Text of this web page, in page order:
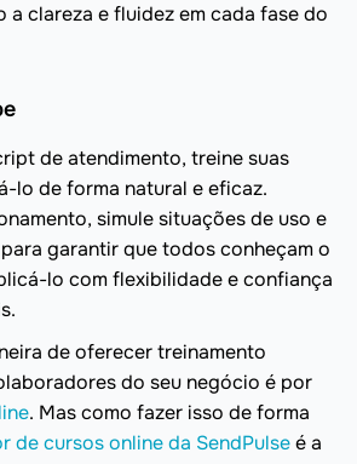
a clareza e fluidez em cada fase do
de atendimento, treine suas
lo de forma natural e eficaz.
simule situações de uso e
garantir que todos conheçam o
lo com flexibilidade e confiança
de oferecer treinamento
do seu negócio é por
. Mas como fazer isso de forma
de cursos online da SendPulseé a